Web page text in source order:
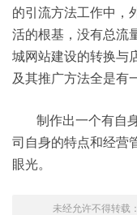
的引流方法工作中，
活的根基，没有总流
城网站建设的转换与
及其推广方法全是有
制作出一个有自
司自身的特点和经营
眼光。
未经允许不得转载：